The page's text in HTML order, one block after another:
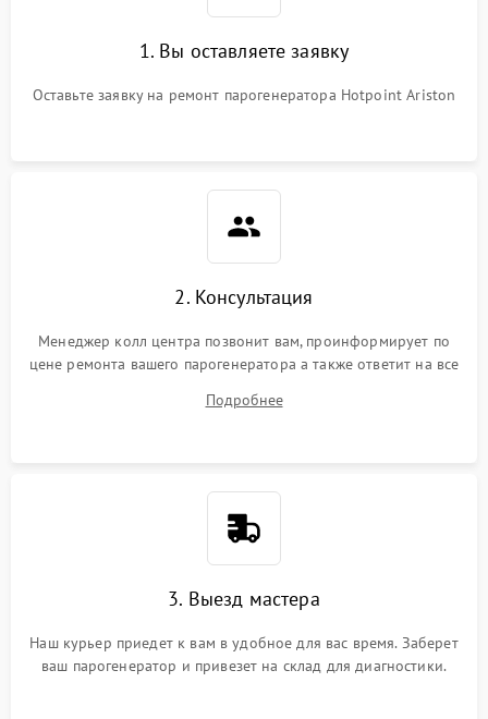
1. Вы оставляете заявку
Оставьте заявку на ремонт парогенератора Hotpoint Ariston
2. Консультация
Менеджер колл центра позвонит вам, проинформирует по
цене ремонта вашего парогенератора а также ответит на все
Подробнее
3. Выезд мастера
Наш курьер приедет к вам в удобное для вас время. Заберет
ваш парогенератор и привезет на склад для диагностики.